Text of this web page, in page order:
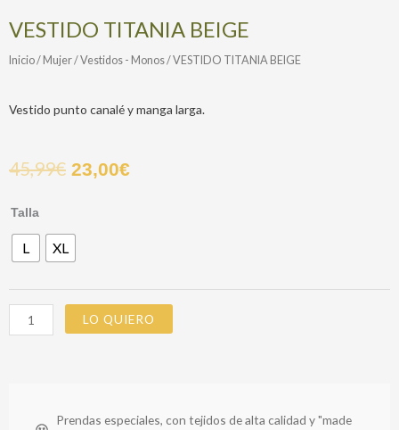
VESTIDO TITANIA BEIGE
Inicio/ Mujer/Vestidos - Monos/ VESTIDO TITANIA BEIGE
Vestido punto canalé y manga larga.
45,99€ 23,00€
Talla
L XL
VESTIDO
BEIGE
LO QUIERO
Prendas especiales, con tejidos de alta calidad y "made